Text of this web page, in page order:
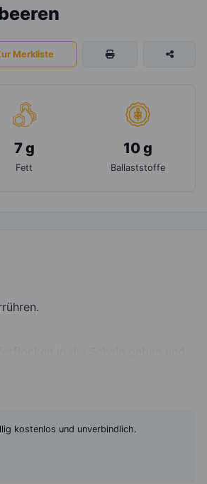
Merkliste
7 g
Fett
10 g
Ballaststoffe
kostenlos und unverbindlich.